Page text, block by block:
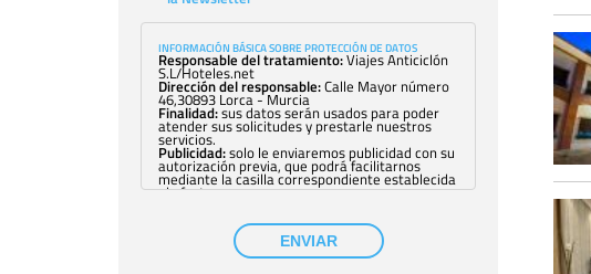
INFORMACIÓN BÁSICA SOBRE PROTECCIÓN DE DATOS
Responsable del tratamiento:Viajes Anticiclón
S.L/Hoteles.net
Dirección del responsable:Calle Mayor número
46,30893 Lorca - Murcia
Finalidad:sus datos serán usados para poder
atender sus solicitudes y prestarle nuestros
servicios.
Publicidad:solo le enviaremos publicidad con su
autorización previa, que podrá facilitarnos
mediante la casilla correspondiente establecida
al efecto.
con su consentimiento previo, que podrá
facilitarnos mediante la casilla correspondiente
establecida al efecto.
Destinatarios:con carácter general, sólo el
ENVIAR